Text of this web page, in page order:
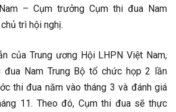
– Cụm trưởng Cụm thi đua Nam
trì hội nghị.
của Trung ương Hội LHPN Việt Nam,
đua Nam Trung Bộ tổ chức họp 2 lần
thi đua năm vào tháng 3 và đánh giá
11. Theo đó, Cụm thi đua sẽ thực